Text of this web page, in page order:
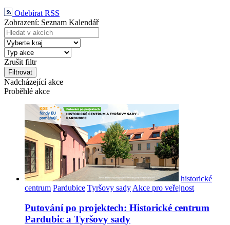
Odebírat RSS
Zobrazení: Seznam Kalendář
Zrušit filtr
Filtrovat
Nadcházející akce
Proběhlé akce
historické
centrum Pardubice Tyršovy sady Akce pro veřejnost
Putování po projektech: Historické centrum
Pardubic a Tyršovy sady